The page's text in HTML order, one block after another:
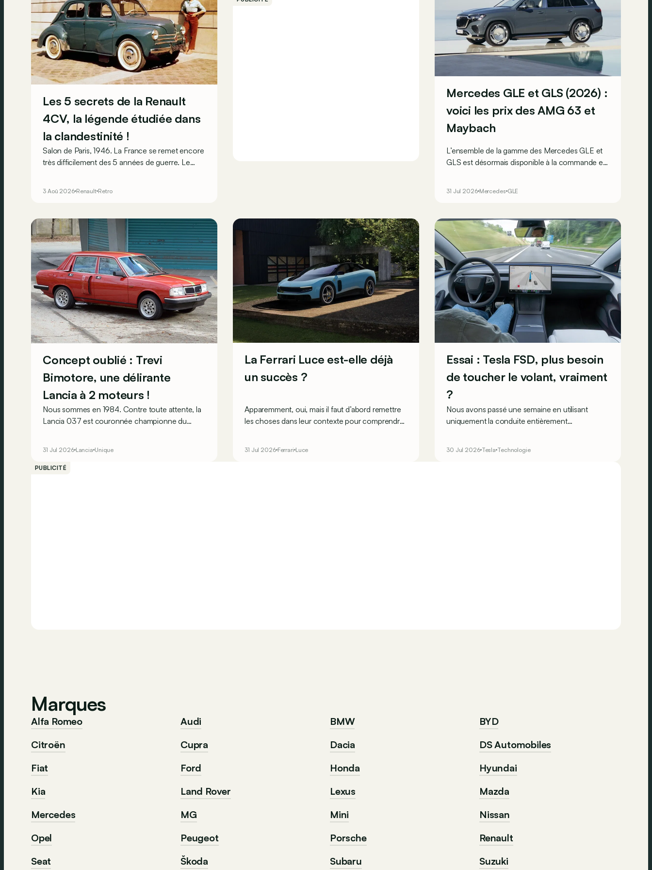
Les 5 secrets de la Renault
4CV, la légende étudiée dans
la clandestinité !
Salon de Paris, 1946. La France se remet encore
très difficilement des 5 années de guerre. Le
qui chantent !
3 Aoû 2026 Renault Retro
Mercedes GLE et GLS (2026) :
voici les prix des AMG 63 et
Maybach
L’ensemble de la gamme des Mercedes GLE et
GLS est désormais disponible à la commande en
31 Jul 2026 Mercedes GLE
Concept oublié : Trevi
Bimotore, une délirante
Lancia à 2 moteurs !
Nous sommes en 1984. Contre toute attente, la
Lancia 037 est couronnée championne du
faire perdurer le succès, il doit se résoudre à la
transmission intégrale… Ne faisant décidément
31 Jul 2026 Lancia Unique
La Ferrari Luce est-elle déjà
un succès ?
Apparemment, oui, mais il faut d’abord remettre
les choses dans leur contexte pour comprendre
31 Jul 2026 Ferrari Luce
Essai : Tesla FSD, plus besoin
de toucher le volant, vraiment
?
Nous avons passé une semaine en utilisant
uniquement la conduite entièrement
30 Jul 2026 Tesla Technologie
PUBLICITÉ
Marques
Alfa Romeo Audi BMW
BYD
Citroën
Cupra Dacia
DS Automobiles
Fiat
Ford Honda
Hyundai
Kia
Land Rover Lexus
Mazda
Mercedes
MG Mini
Nissan
Opel
Peugeot Porsche
Renault
Seat
Škoda Subaru Suzuki